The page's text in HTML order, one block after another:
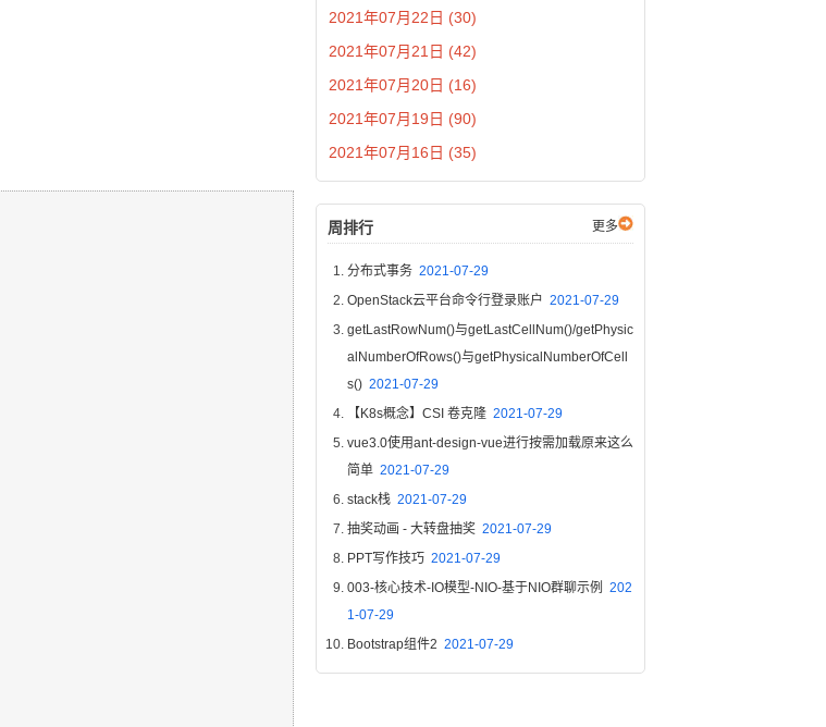
2021年07月22日 (30)
2021年07月21日 (42)
2021年07月20日 (16)
2021年07月19日 (90)
2021年07月16日 (35)
周排行 更多
分布式事务 2021-07-29
OpenStack云平台命令行登录账户 2021-07-29
getLastRowNum()与getLastCellNum()/getPhysic
alNumberOfRows()与getPhysicalNumberOfCell
s() 2021-07-29
【K8s概念】CSI 卷克隆 2021-07-29
vue3.0使用ant-design-vue进行按需加载原来这么
简单 2021-07-29
stack栈 2021-07-29
抽奖动画 - 大转盘抽奖 2021-07-29
PPT写作技巧 2021-07-29
003-核心技术-IO模型-NIO-基于NIO群聊示例 202
1-07-29
Bootstrap组件2 2021-07-29